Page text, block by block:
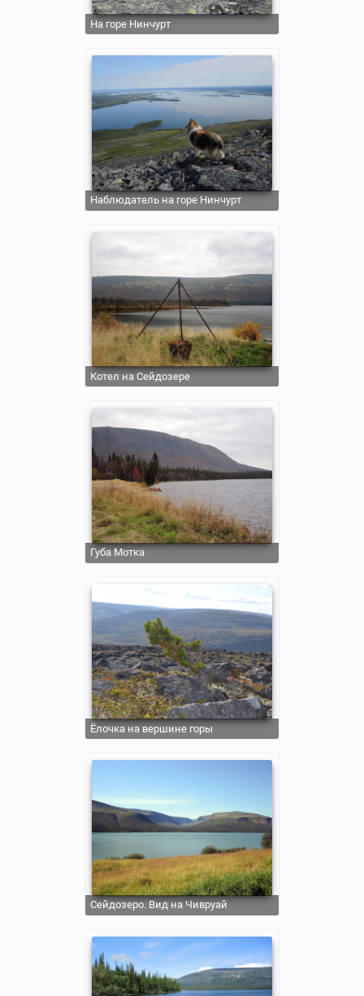
На горе Нинчурт
Наблюдатель на горе Нинчурт
Котел на Сейдозере
Губа Мотка
Ёлочка на вершине горы
Сейдозеро. Вид на Чивруай